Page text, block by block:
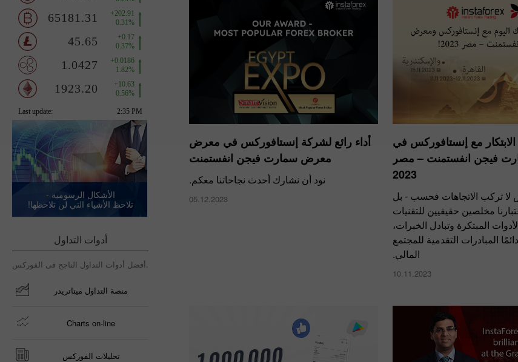
أداء رائع لشركة إنستافوركس في معرض
معرض سمارت فيجن انفستمنت
نود أن نشارك أحدث نجاحاتنا معكم.
05.12.2023
مع إنستافوركس في
فيجن انفستمنت – مصر
2023
لا تركب الاتجاهات فحسب - بل
مخلصين حقيقيين للتقنيات
المبتكرة وتبادل الخبرات،
المبادرات التقدمية للمجتمع
المالي.
10.11.2023
الأشكال الرسومية -
تلاحظ الأشياء التي لن تلاحظها!
أدوات التداول
أفضل أدوات التداول الناجح فى الفوركس.
منصة التداول ميتاتريدر
Charts on-line
تحليلات الفوركس